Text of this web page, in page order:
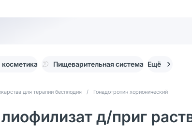
Пищеварительная система Ещё
для терапии бесплодия / Гонадотропин хорионический
д/приг